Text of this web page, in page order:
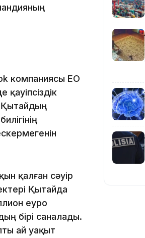
компаниясы ЕО
Қытайдың
қалған сәуір
Қытайда
еуро
бірі саналады.
ай уақыт
10:25
10:05